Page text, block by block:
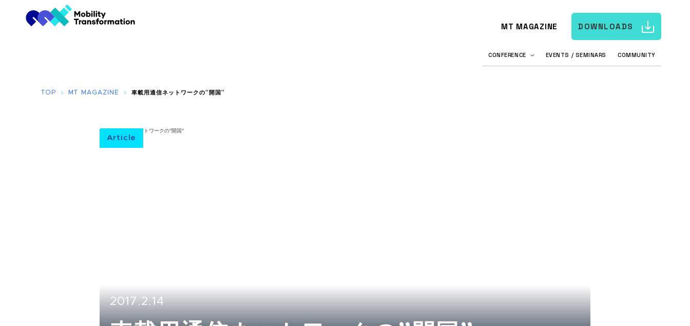
DOWNLOADS
MT MAGAZINE
CONFERENCE EVENTS / SEMINARS COMMUNITY
TOP MT MAGAZINE 車載用通信ネットワークの”開国”
Article
2017.2.14